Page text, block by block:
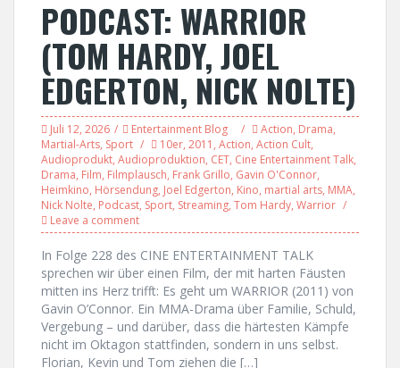
PODCAST: WARRIOR
(TOM HARDY, JOEL
EDGERTON, NICK NOLTE)
Juli 12, 2026 Entertainment Blog Action, Drama,
Martial-Arts, Sport 10er, 2011 , Action, Action Cult,
Audioprodukt, Audioproduktion, CET, Cine Entertainment Talk,
Drama, Film, Filmplausch, Frank Grillo, Gavin O'Connor,
Heimkino, Hörsendung, Joel Edgerton, Kino, martial arts, MMA,
Nick Nolte, Podcast, Sport, Streaming, Tom Hardy, Warrior
Leave a comment
In Folge 228 des CINE ENTERTAINMENT TALK
sprechen wir über einen Film, der mit harten Fäusten
mitten ins Herz trifft: Es geht um WARRIOR (2011) von
Gavin O’Connor. Ein MMA-Drama über Familie, Schuld,
Vergebung – und darüber, dass die härtesten Kämpfe
nicht im Oktagon stattfinden, sondern in uns selbst.
Florian, Kevin und Tom ziehen die […]